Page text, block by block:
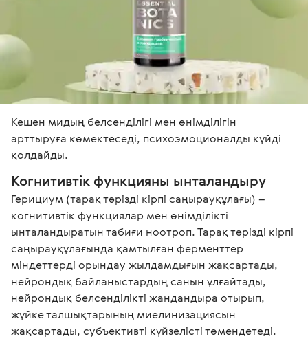
Кешен мидың белсенділігі мен өнімділігін
арттыруға көмектеседі, психоэмоционалды күйді
қолдайды.
Когнитивтік функцияны ынталандыру
Герициум (тарақ тәрізді кірпі саңырауқұлағы) –
когнитивтік функциялар мен өнімділікті
ынталандыратын табиғи ноотроп. Тарақ тәрізді кірпі
саңырауқұлағында қамтылған ферменттер
міндеттерді орындау жылдамдығын жақсартады,
нейрондық байланыстардың санын ұлғайтады,
нейрондық белсенділікті жандандыра отырып,
жүйке талшықтарының миелинизациясын
жақсартады, субъективті күйзелісті төмендетеді.